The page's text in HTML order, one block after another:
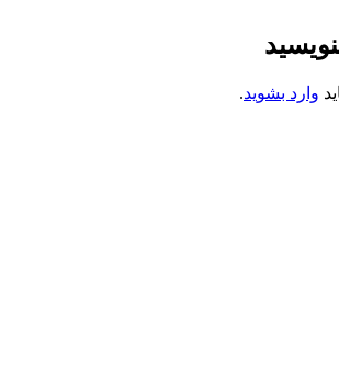
وارد بشوید.